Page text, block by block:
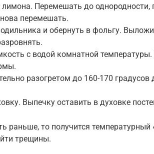
Перемешать до однородности,
перемешать.
и обернуть в фольгу.
с водой комнатной
разогретом до 160-170
Выпечку оставить в духовке
раньше, то получится
трещины.